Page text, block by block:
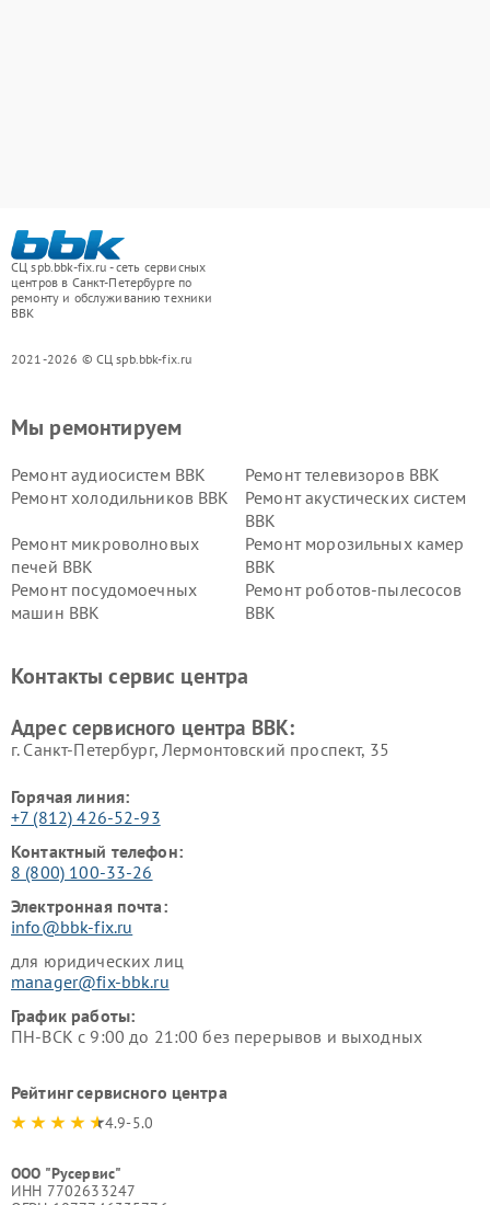
СЦ spb.bbk-fix.ru - сеть сервисных
центров в Санкт-Петербурге по
ремонту и обслуживанию техники
BBK
2021-2026 © СЦ spb.bbk-fix.ru
Мы ремонтируем
Ремонт аудиосистем BBK
Ремонт телевизоров BBK
Ремонт холодильников BBK
Ремонт акустических систем
BBK
Ремонт микроволновых
печей BBK
Ремонт морозильных камер
BBK
Ремонт посудомоечных
машин BBK
Ремонт роботов-пылесосов
BBK
Ремонт винных шкафов BBK
Контакты сервис центра
Адрес сервисного центра BBK:
г. Санкт-Петербург, Лермонтовский проспект, 35
Горячая линия:
+7 (812) 426-52-93
Контактный телефон:
8 (800) 100-33-26
Электронная почта:
info@bbk-fix.ru
для юридических лиц
manager@fix-bbk.ru
График работы:
ПН-ВСК с 9:00 до 21:00 без перерывов и выходных
Рейтинг сервисного центра
4.9-5.0
ООО "Русервис"
ИНН 7702633247